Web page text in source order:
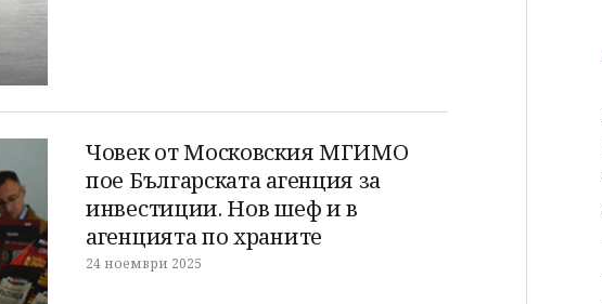
Човек от Московския МГИМО
пое Българската агенция за
инвестиции. Нов шеф и в
агенцията по храните
24 ноември 2025